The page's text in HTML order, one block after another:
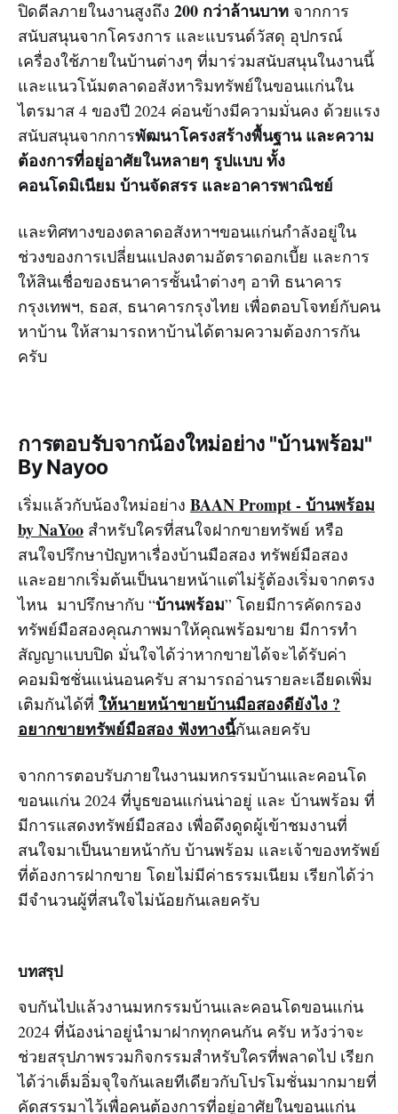
ปิดดีลภายในงานสูงถึง 200 กว่าล้านบาท จากการ
สนับสนุนจากโครงการ และแบรนด์วัสดุ อุปกรณ์
เครื่องใช้ภายในบ้านต่างๆ ที่มาร่วมสนับสนุนในงานนี้
และแนวโน้มตลาดอสังหาริมทรัพย์ในขอนแก่นใน
ไตรมาส 4 ของปี 2024 ค่อนข้างมีความมั่นคง ด้วยแรง
สนับสนุนจากการพัฒนาโครงสร้างพื้นฐาน และความ
ต้องการที่อยู่อาศัยในหลายๆ รูปแบบ ทั้ง
คอนโดมิเนียม บ้านจัดสรร และอาคารพาณิชย์
และทิศทางของตลาดอสังหาฯขอนแก่นกำลังอยู่ใน
ช่วงของการเปลี่ยนแปลงตามอัตราดอกเบี้ย และการ
ให้สินเชื่อของธนาคารชั้นนำต่างๆ อาทิ ธนาคาร
กรุงเทพฯ, ธอส, ธนาคารกรุงไทย เพื่อตอบโจทย์กับคน
หาบ้าน ให้สามารถหาบ้านได้ตามความต้องการกัน
ครับ
การตอบรับจากน้องใหม่อย่าง "บ้านพร้อม"
By Nayoo
เริ่มแล้วกับน้องใหม่อย่าง BAAN Prompt - บ้านพร้อม
by NaYoo สำหรับใครที่สนใจฝากขายทรัพย์ หรือ
สนใจปรึกษาปัญหาเรื่องบ้านมือสอง ทรัพย์มือสอง
และอยากเริ่มต้นเป็นนายหน้าแต่ไม่รู้ต้องเริ่มจากตรง
ไหน มาปรึกษากับ “บ้านพร้อม” โดยมีการคัดกรอง
ทรัพย์มือสองคุณภาพมาให้คุณพร้อมขาย มีการทำ
สัญญาแบบปิด มั่นใจได้ว่าหากขายได้จะได้รับค่า
คอมมิชชั่นแน่นอนครับ สามารถอ่านรายละเอียดเพิ่ม
เติมกันได้ที่ ให้นายหน้าขายบ้านมือสองดียังไง ?
อยากขายทรัพย์มือสอง ฟังทางนี้กันเลยครับ
จากการตอบรับภายในงานมหกรรมบ้านและคอนโด
ขอนแก่น 2024 ที่บูธขอนแก่นน่าอยู่ และ บ้านพร้อม ที่
มีการแสดงทรัพย์มือสอง เพื่อดึงดูดผู้เข้าชมงานที่
สนใจมาเป็นนายหน้ากับ บ้านพร้อม และเจ้าของทรัพย์
ที่ต้องการฝากขาย โดยไม่มีค่าธรรมเนียม เรียกได้ว่า
มีจำนวนผู้ที่สนใจไม่น้อยกันเลยครับ
บทสรุป
จบกันไปแล้วงานมหกรรมบ้านและคอนโดขอนแก่น
2024 ที่น้องน่าอยู่นำมาฝากทุกคนกัน ครับ หวังว่าจะ
ช่วยสรุปภาพรวมกิจกรรมสำหรับใครที่พลาดไป เรียก
ได้ว่าเต็มอิ่มจุใจกันเลยทีเดียวกับโปรโมชั่นมากมายที่
คัดสรรมาไว้เพื่อคนต้องการที่อยู่อาศัยในขอนแก่น